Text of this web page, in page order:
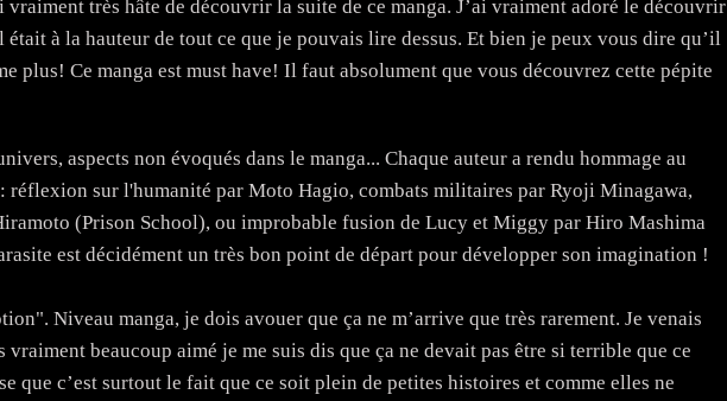
vraiment très hâte de découvrir la suite de ce manga. J’ai vraiment adoré le découvrir
à la hauteur de tout ce que je pouvais lire dessus. Et bien je peux vous dire qu’il
plus! Ce manga est must have! Il faut absolument que vous découvrez cette pépite
aspects non évoqués dans le manga... Chaque auteur a rendu hommage au
réflexion sur l'humanité par Moto Hagio, combats militaires par Ryoji Minagawa,
(Prison School), ou improbable fusion de Lucy et Miggy par Hiro Mashima
est décidément un très bon point de départ pour développer son imagination !
Niveau manga, je dois avouer que ça ne m’arrive que très rarement. Je venais
vraiment beaucoup aimé je me suis dis que ça ne devait pas être si terrible que ce
que c’est surtout le fait que ce soit plein de petites histoires et comme elles ne